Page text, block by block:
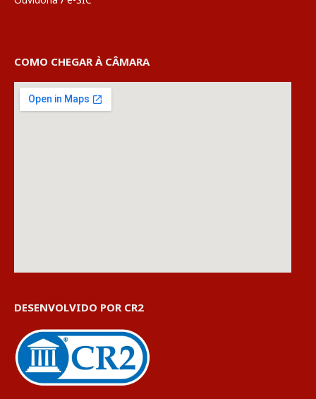
COMO CHEGAR À CÂMARA
DESENVOLVIDO POR CR2